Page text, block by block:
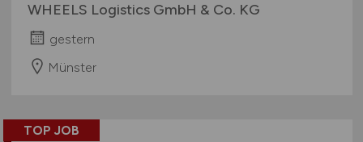
WHEELS Logistics GmbH & Co. KG
gestern
Münster
TOP JOB